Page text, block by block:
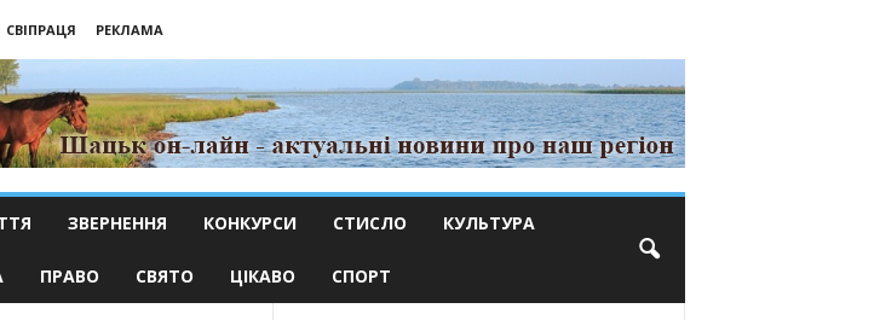
СВІПРАЦЯ
РЕКЛАМА
ЗВЕРНЕННЯ КОНКУРСИ СТИСЛО КУЛЬТУРА
ПРАВО СВЯТО ЦІКАВО СПОРТ